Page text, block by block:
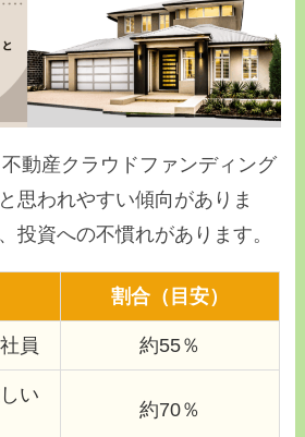
動産クラウドファンディング
思われやすい傾向がありま
投資への不慣れがあります。
割合（目安）
員 約55％
い
約70％